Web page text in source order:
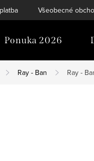
Všeobecné
Ponuka 2026
Ray - Ban Ray -